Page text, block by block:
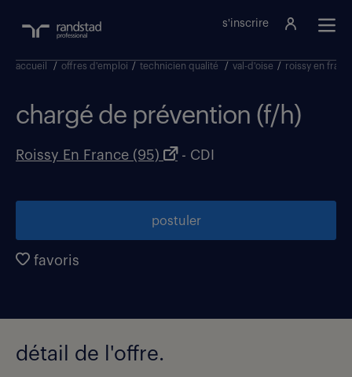
s'inscrire
accueil / offres d'emploi / technicien qualité / val-d'oise / roissy en
chargé de prévention (f/h)
Roissy En France (95) - CDI
postuler
favoris
détail de l'offre.